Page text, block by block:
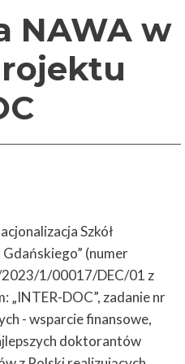
NAWA w
Szkół
(numer
1/00017/DEC/01 z
„INTER-DOC”, zadanie nr
- wsparcie finansowe,
doktorantów